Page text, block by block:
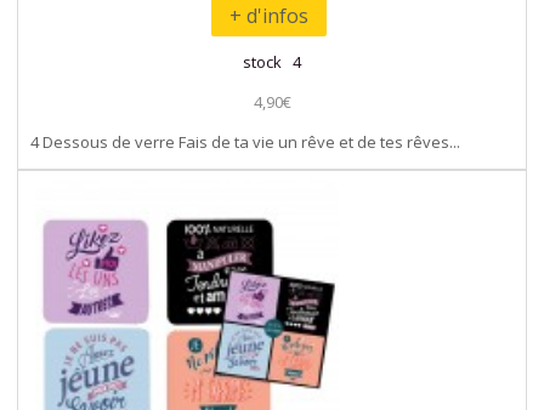
+ d'infos
stock 4
4,90€
4 Dessous de verre Fais de ta vie un rêve et de tes rêves...